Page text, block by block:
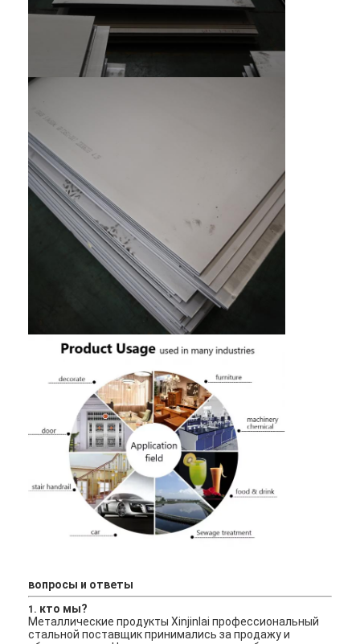
О нас
Экскурсия по заводу
Свяжитесь с нами
Новости
холоднопрокатный лист нержавеющей стали
Холоднопрокатная катушка нержавеющей стали
горячекатаный лист нержавеющей стали
Горячекатаная катушка нержавеющей стали
304 листы из нержавеющей стали
Труба нержавеющей стали 304
Лист из нержавеющей стали 316L
Труба из нержавеющей стали 316L
2205 Плитка из нержавеющей стали
декоративная трубка из нержавеющей стали
бар нержавеющей стали
вопросы и ответы
1. кто мы?
Металлические продукты Xinjinlai профессиональный
стальной поставщик принимались за продажу и